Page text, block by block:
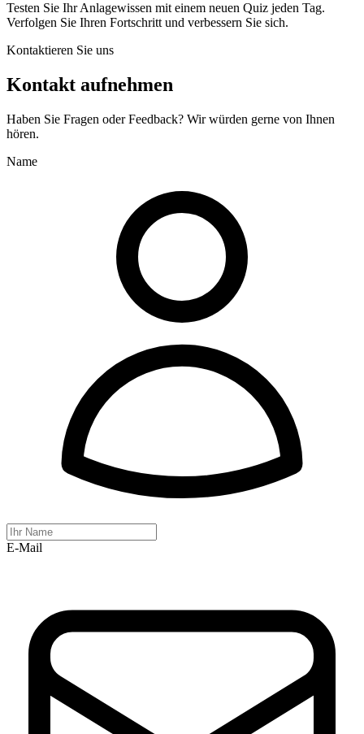
Testen Sie Ihr Anlagewissen mit einem neuen Quiz jeden Tag.
Verfolgen Sie Ihren Fortschritt und verbessern Sie sich.
Kontaktieren Sie uns
Kontakt aufnehmen
Haben Sie Fragen oder Feedback? Wir würden gerne von Ihnen
hören.
Name
E-Mail